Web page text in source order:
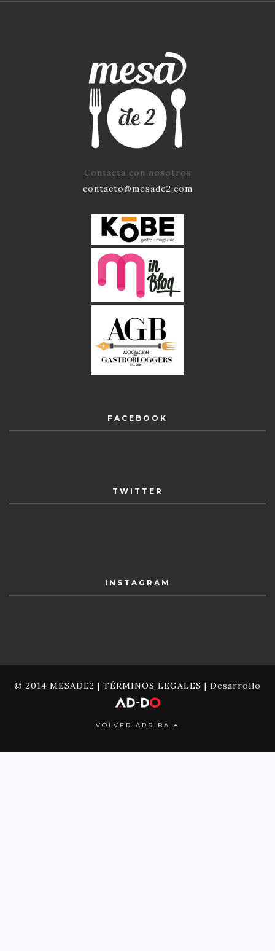
Contacta con nosotros
contacto@mesade2.com
FACEBOOK
TWITTER
INSTAGRAM
© 2014 MESADE2 | TÉRMINOS LEGALES | Desarrollo
VOLVER ARRIBA